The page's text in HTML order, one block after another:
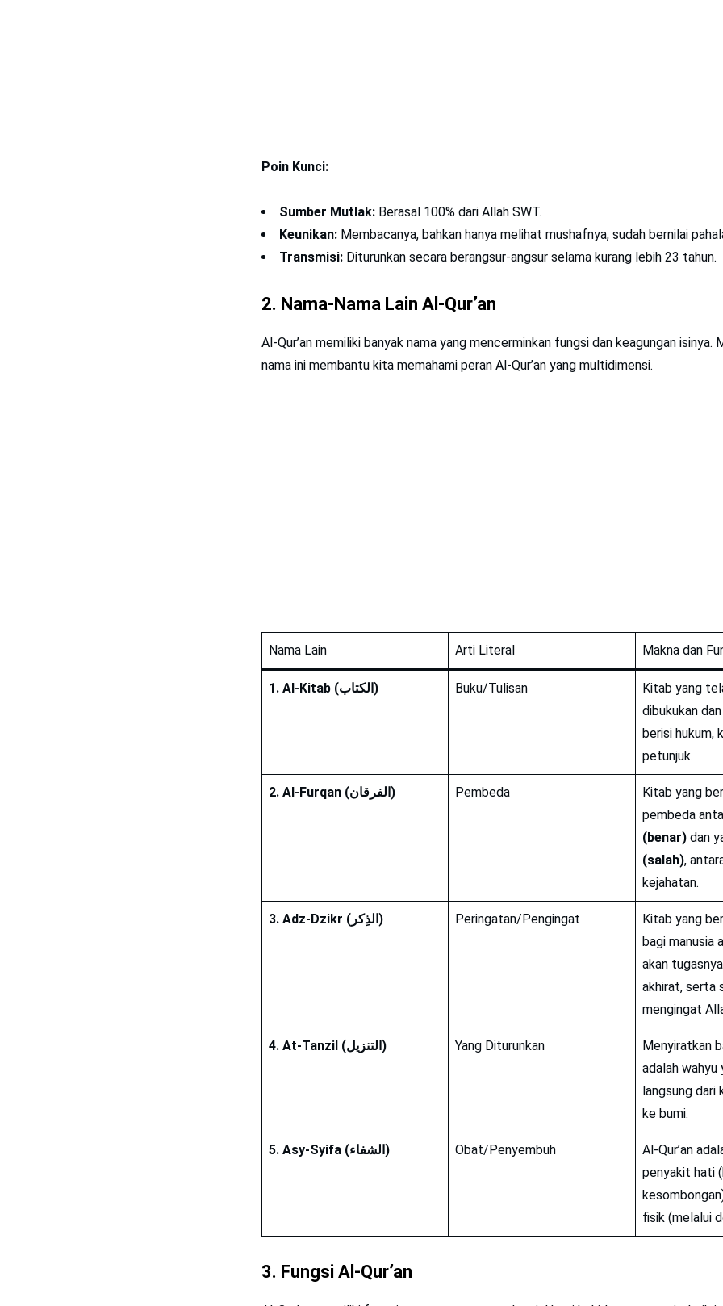
Poin Kunci:
Sumber Mutlak: Berasal 100% dari Allah SWT.
Keunikan: Membacanya, bahkan hanya melihat mushafnya, sudah bernilai
Transmisi: Diturunkan secara berangsur-angsur selama kurang lebih 23 tahun.
2. Nama-Nama Lain Al-Qur’an
Al-Qur’an memiliki banyak nama yang mencerminkan fungsi dan keagungan isinya.
nama ini membantu kita memahami peran Al-Qur’an yang multidimensi.
Nama Lain Arti Literal Makna dan
1. Al-Kitab (الكتاب) Buku/Tulisan
Kitab yang
dibukukan
berisi hukum,
petunjuk.
2. Al-Furqan (الفرقان) Pembeda
Kitab yang
pembeda
(benar) dan
(salah),
kejahatan.
3. Adz-Dzikr (الذِكر) Peringatan/Pengingat
Kitab yang
bagi manusia
akan
akhirat, serta
mengingat
4. At-Tanzil (التنزيل) Yang Diturunkan
Menyiratkan
adalah wahyu
langsung dari
ke bumi.
5. Asy-Syifa (الشفاء) Obat/Penyembuh
Al-Qur’an
penyakit hati
fisik (melalui
3. Fungsi Al-Qur’an